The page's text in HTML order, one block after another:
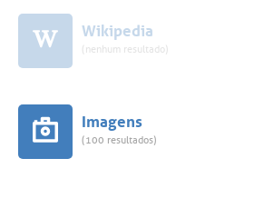
Wikipedia
(nenhum resultado)
Imagens
(100 resultados)